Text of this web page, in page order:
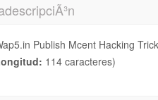
Publish Mcent Hacking
114 caracteres)